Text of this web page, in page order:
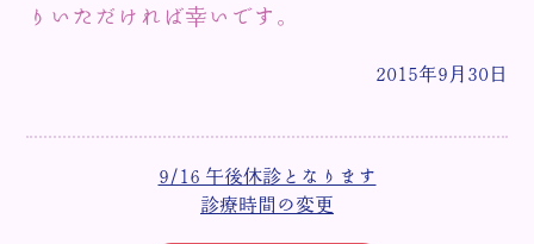
りいただければ幸いです。
2015年9月30日
9/16 午後休診となります
診療時間の変更